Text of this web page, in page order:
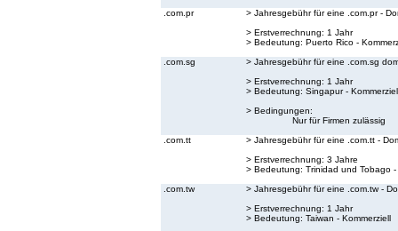
.com.pr
> Jahresgebühr für eine .com.pr -
> Erstverrechnung: 1 Jahr
> Bedeutung: Puerto Rico -
.com.sg
> Jahresgebühr für eine .com.sg
> Erstverrechnung: 1 Jahr
> Bedeutung: Singapur -
> Bedingungen:
Nur für Firmen zulässig
.com.tt
> Jahresgebühr für eine .com.tt -
> Erstverrechnung: 3 Jahre
> Bedeutung: Trinidad und Tobago -
.com.tw
> Jahresgebühr für eine .com.tw -
> Erstverrechnung: 1 Jahr
> Bedeutung: Taiwan - Kommerziell